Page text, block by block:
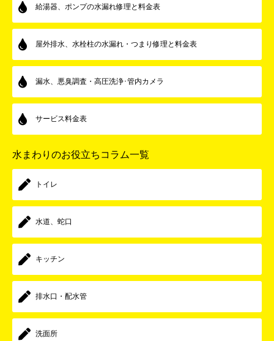
給湯器、ポンプの水漏れ修理と料金表
屋外排水、水栓柱の水漏れ・つまり修理と料金表
漏水、悪臭調査・高圧洗浄･管内カメラ
サービス料金表
水まわりのお役立ちコラム一覧
トイレ
水道、蛇口
キッチン
排水口・配水管
洗面所